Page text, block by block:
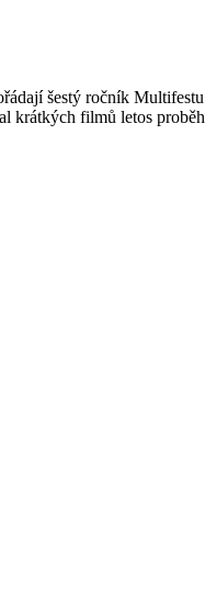
šestý ročník
krátkých filmů letos